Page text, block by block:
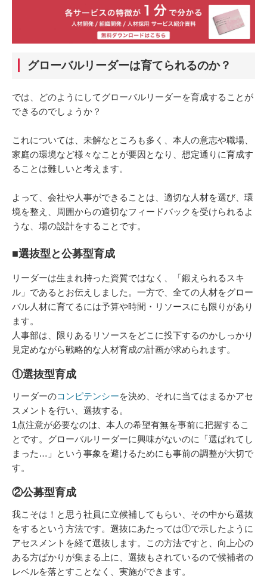
グローバルリーダーは育てられるのか？
では、どのようにしてグローバルリーダーを育成することが
できるのでしょうか？
これについては、未解なところも多く、本人の意志や職場、
家庭の環境など様々なことが要因となり、想定通りに育成す
ることは難しいと考えます。
よって、会社や人事ができることは、適切な人材を選び、環
境を整え、周囲からの適切なフィードバックを受けられるよ
うな、場の設計をすることです。
■選抜型と公募型育成
リーダーは生まれ持った資質ではなく、「鍛えられるスキ
ル」であるとお伝えしました。一方で、全ての人材をグロー
バル人材に育てるには予算や時間・リソースにも限りがあり
ます。
人事部は、限りあるリソースをどこに投下するのかしっかり
見定めながら戦略的な人材育成の計画が求められます。
①選抜型育成
リーダーのコンピテンシーを決め、それに当てはまるかアセ
スメントを行い、選抜する。
1点注意が必要なのは、本人の希望有無を事前に把握するこ
とです。グローバルリーダーに興味がないのに「選ばれてし
まった…」という事象を避けるためにも事前の調整が大切で
す。
②公募型育成
我こそは！と思う社員に立候補してもらい、その中から選抜
をするという方法です。選抜にあたっては①で示したように
アセスメントを経て選抜します。この方法ですと、向上心の
ある方ばかりが集まる上に、選抜もされているので候補者の
レベルを落とすことなく、実施ができます。